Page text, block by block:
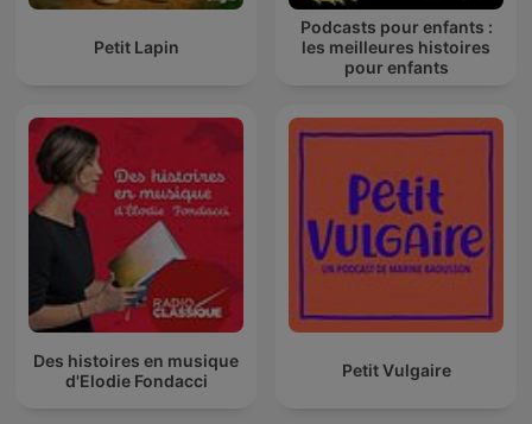
Petit Lapin
Podcasts pour enfants :
les meilleures histoires
pour enfants
Des histoires en musique
d'Elodie Fondacci
Petit Vulgaire